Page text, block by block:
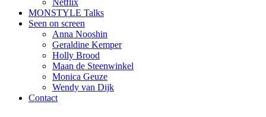
Netflix
MONSTYLE Talks
Seen on screen
Anna Nooshin
Geraldine Kemper
Holly Brood
Maan de Steenwinkel
Monica Geuze
Wendy van Dijk
Contact